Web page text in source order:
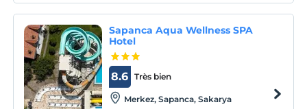
Sapanca Aqua Wellness SPA
Hotel
Très bien
8.6
Merkez, Sapanca, Sakarya